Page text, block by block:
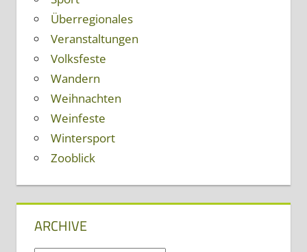
Überregionales
Veranstaltungen
Volksfeste
Wandern
Weihnachten
Weinfeste
Wintersport
Zooblick
ARCHIVE